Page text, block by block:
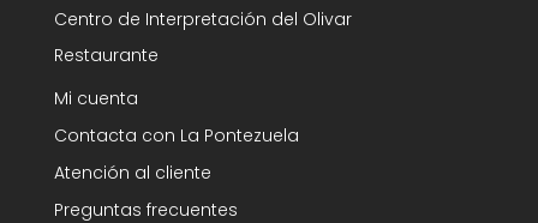
Centro de Interpretación del Olivar
Restaurante
Mi cuenta
Contacta con La Pontezuela
Atención al cliente
Preguntas frecuentes